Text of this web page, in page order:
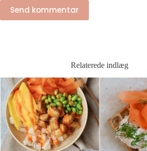
Send kommentar
Relaterede indlæg